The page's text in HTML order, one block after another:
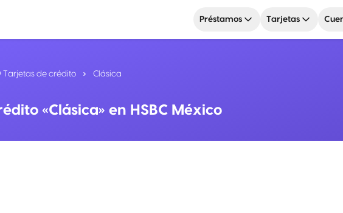
Préstamos Tarjetas
Tarjetas de crédito Clásica
«Clásica» en HSBC México